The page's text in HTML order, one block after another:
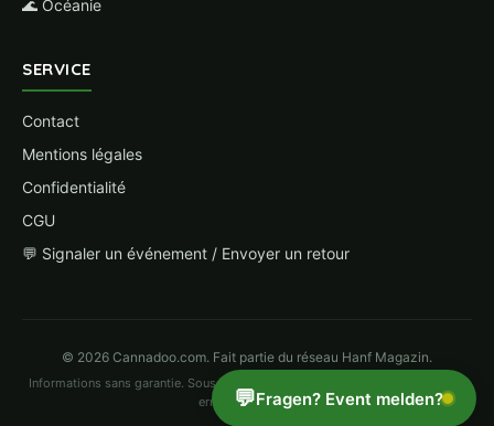
🌊 Océanie
SERVICE
Contact
Mentions légales
Confidentialité
CGU
💬 Signaler un événement / Envoyer un retour
© 2026 Cannadoo.com. Fait partie du réseau Hanf Magazin.
Informations sans garantie. Sous réserve de modifications. Pour signaler une
erreur cliquez ici.
💬Fragen? Event melden?